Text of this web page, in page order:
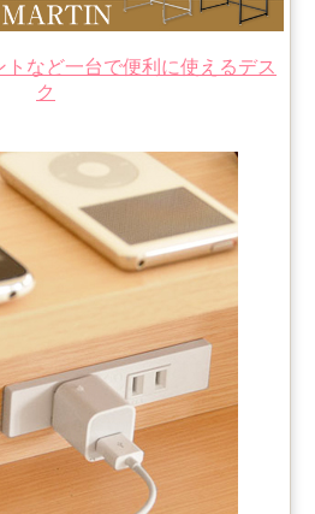
など一台で便利に使えるデス
ク